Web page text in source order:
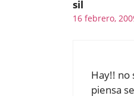
sil
16 febrero,
Hay!! no
piensa